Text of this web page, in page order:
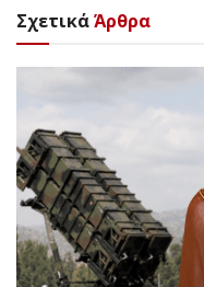
ΣχετικάΆρθρα